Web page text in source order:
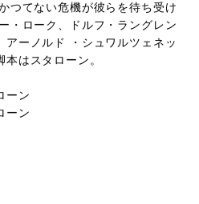
つてない危機が彼らを待ち受け
ローク、ドルフ・ラングレン
アーノルド ・シュワルツェネッ
はスタローン。
ーン
ーン